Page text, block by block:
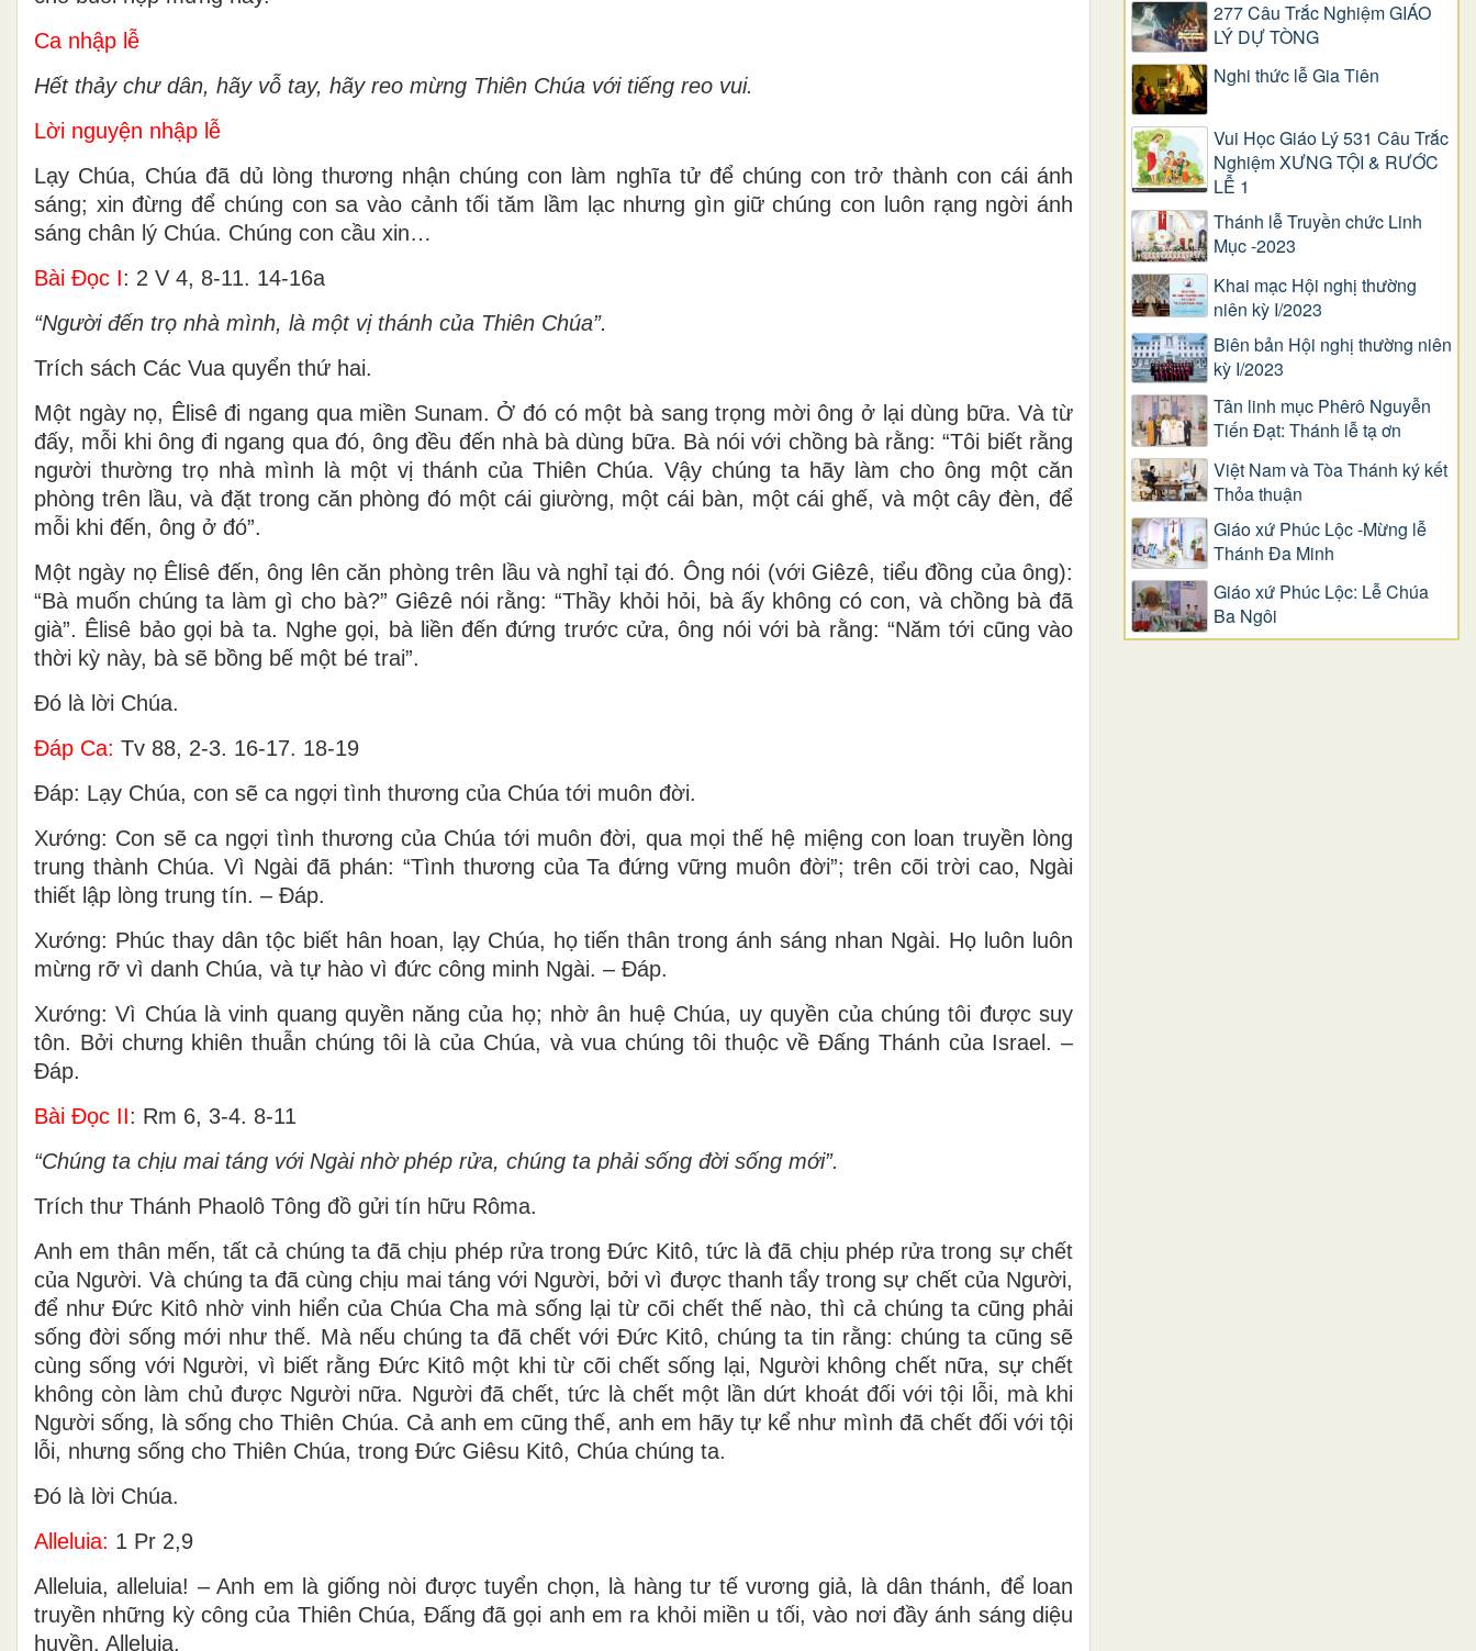
Ca nhập lễ
Hết thảy chư dân, hãy vỗ tay, hãy reo mừng Thiên Chúa với tiếng reo vui.
Lời nguyện nhập lễ
Lạy Chúa, Chúa đã dủ lòng thương nhận chúng con làm nghĩa tử để chúng con trở thành con cái ánh
sáng; xin đừng để chúng con sa vào cảnh tối tăm lầm lạc nhưng gìn giữ chúng con luôn rạng ngời ánh
sáng chân lý Chúa. Chúng con cầu xin…
Bài Ðọc I: 2 V 4, 8-11. 14-16a
“Người đến trọ nhà mình, là một vị thánh của Thiên Chúa”.
Trích sách Các Vua quyển thứ hai.
Một ngày nọ, Êlisê đi ngang qua miền Sunam. Ở đó có một bà sang trọng mời ông ở lại dùng bữa. Và từ
đấy, mỗi khi ông đi ngang qua đó, ông đều đến nhà bà dùng bữa. Bà nói với chồng bà rằng: “Tôi biết rằng
người thường trọ nhà mình là một vị thánh của Thiên Chúa. Vậy chúng ta hãy làm cho ông một căn
phòng trên lầu, và đặt trong căn phòng đó một cái giường, một cái bàn, một cái ghế, và một cây đèn, để
mỗi khi đến, ông ở đó”.
Một ngày nọ Êlisê đến, ông lên căn phòng trên lầu và nghỉ tại đó. Ông nói (với Giêzê, tiểu đồng của ông):
“Bà muốn chúng ta làm gì cho bà?” Giêzê nói rằng: “Thầy khỏi hỏi, bà ấy không có con, và chồng bà đã
già”. Êlisê bảo gọi bà ta. Nghe gọi, bà liền đến đứng trước cửa, ông nói với bà rằng: “Năm tới cũng vào
thời kỳ này, bà sẽ bồng bế một bé trai”.
Ðó là lời Chúa.
Ðáp Ca: Tv 88, 2-3. 16-17. 18-19
Ðáp: Lạy Chúa, con sẽ ca ngợi tình thương của Chúa tới muôn đời.
Xướng: Con sẽ ca ngợi tình thương của Chúa tới muôn đời, qua mọi thế hệ miệng con loan truyền lòng
trung thành Chúa. Vì Ngài đã phán: “Tình thương của Ta đứng vững muôn đời”; trên cõi trời cao, Ngài
thiết lập lòng trung tín. – Ðáp.
Xướng: Phúc thay dân tộc biết hân hoan, lạy Chúa, họ tiến thân trong ánh sáng nhan Ngài. Họ luôn luôn
mừng rỡ vì danh Chúa, và tự hào vì đức công minh Ngài. – Ðáp.
Xướng: Vì Chúa là vinh quang quyền năng của họ; nhờ ân huệ Chúa, uy quyền của chúng tôi được suy
tôn. Bởi chưng khiên thuẫn chúng tôi là của Chúa, và vua chúng tôi thuộc về Ðấng Thánh của Israel. –
Ðáp.
Bài Ðọc II: Rm 6, 3-4. 8-11
“Chúng ta chịu mai táng với Ngài nhờ phép rửa, chúng ta phải sống đời sống mới”.
Trích thư Thánh Phaolô Tông đồ gửi tín hữu Rôma.
Anh em thân mến, tất cả chúng ta đã chịu phép rửa trong Ðức Kitô, tức là đã chịu phép rửa trong sự chết
của Người. Và chúng ta đã cùng chịu mai táng với Người, bởi vì được thanh tẩy trong sự chết của Người,
để như Ðức Kitô nhờ vinh hiển của Chúa Cha mà sống lại từ cõi chết thế nào, thì cả chúng ta cũng phải
sống đời sống mới như thế. Mà nếu chúng ta đã chết với Ðức Kitô, chúng ta tin rằng: chúng ta cũng sẽ
cùng sống với Người, vì biết rằng Ðức Kitô một khi từ cõi chết sống lại, Người không chết nữa, sự chết
không còn làm chủ được Người nữa. Người đã chết, tức là chết một lần dứt khoát đối với tội lỗi, mà khi
Người sống, là sống cho Thiên Chúa. Cả anh em cũng thế, anh em hãy tự kể như mình đã chết đối với tội
lỗi, nhưng sống cho Thiên Chúa, trong Ðức Giêsu Kitô, Chúa chúng ta.
Ðó là lời Chúa.
Alleluia: 1 Pr 2,9
Alleluia, alleluia! – Anh em là giống nòi được tuyển chọn, là hàng tư tế vương giả, là dân thánh, để loan
truyền những kỳ công của Thiên Chúa, Đấng đã gọi anh em ra khỏi miền u tối, vào nơi đầy ánh sáng diệu
huyền. Alleluia.
277 Câu Trắc Nghiệm GIÁO
LÝ DỰ TÒNG
Nghi thức lễ Gia Tiên
Vui Học Giáo Lý 531 Câu Trắc
Nghiệm XƯNG TỘI & RƯỚC
LỄ 1
Thánh lễ Truyền chức Linh
Mục -2023
Khai mạc Hội nghị thường
niên kỳ I/2023
Biên bản Hội nghị thường niên
kỳ I/2023
Tân linh mục Phêrô Nguyễn
Tiến Đạt: Thánh lễ tạ ơn
Việt Nam và Tòa Thánh ký kết
Thỏa thuận
Giáo xứ Phúc Lộc -Mừng lễ
Thánh Đa Minh
Giáo xứ Phúc Lộc: Lễ Chúa
Ba Ngôi